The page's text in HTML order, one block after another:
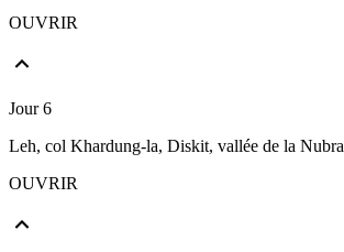
OUVRIR
Jour 6
Leh, col Khardung-la, Diskit, vallée de la Nubra
OUVRIR